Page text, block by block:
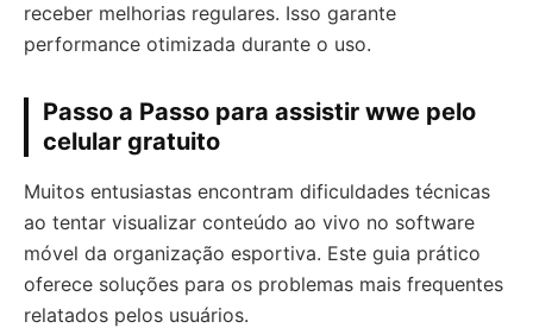
receber melhorias regulares. Isso garante
performance otimizada durante o uso.
Passo a Passo para assistir wwe pelo
celular gratuito
Muitos entusiastas encontram dificuldades técnicas
ao tentar visualizar conteúdo ao vivo no software
móvel da organização esportiva. Este guia prático
oferece soluções para os problemas mais frequentes
relatados pelos usuários.